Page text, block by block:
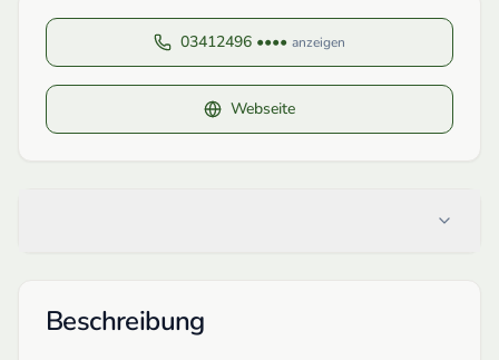
03412496 •••• anzeigen
Webseite
Beschreibung